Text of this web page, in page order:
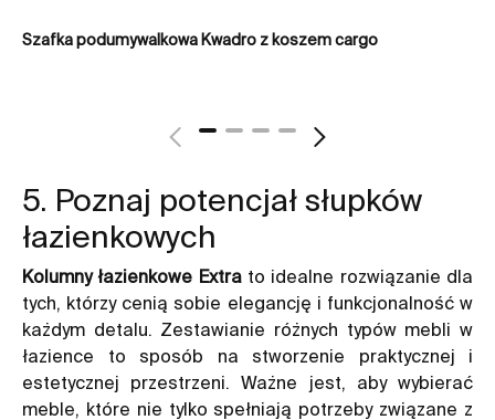
Szafka podumywalkowa Kwadro z koszem cargo
5. Poznaj potencjał słupków
łazienkowych
Kolumny łazienkowe Extrato idealne rozwiązanie dla
tych, którzy cenią sobie elegancję i funkcjonalność w
każdym detalu. Zestawianie różnych typów mebli w
łazience to sposób na stworzenie praktycznej i
estetycznej przestrzeni. Ważne jest, aby wybierać
meble, które nie tylko spełniają potrzeby związane z